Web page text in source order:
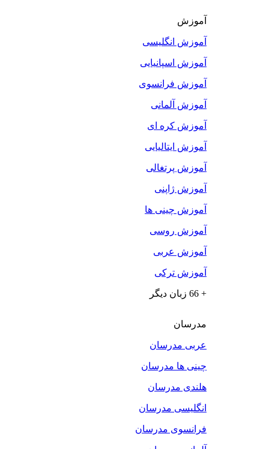
آموزش
آموزش انگلیسی
آموزش اسپانیایی
آموزش فرانسوی
آموزش آلمانی
آموزش کره ای
آموزش ایتالیایی
آموزش پرتغالی
آموزش ژاپنی
آموزش چینی ها
آموزش روسی
آموزش عربی
آموزش ترکی
+ 66 زبان دیگر
مدرسان
عربی مدرسان
چینی ها مدرسان
هلندی مدرسان
انگلیسی مدرسان
فرانسوی مدرسان